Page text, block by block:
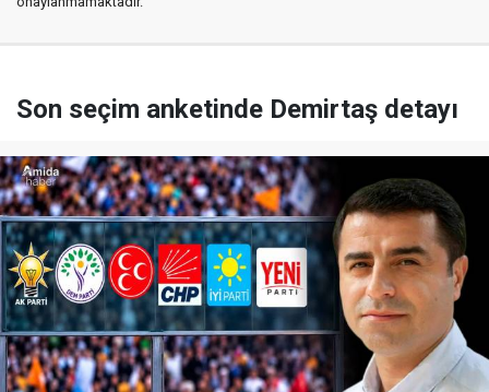
Son seçim anketinde Demirtaş detayı